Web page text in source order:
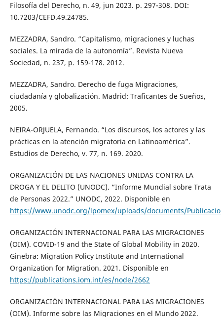
Filosofía del Derecho, n. 49, jun 2023. p. 297-308. DOI:
10.7203/CEFD.49.24785.
MEZZADRA, Sandro. “Capitalismo, migraciones y luchas
sociales. La mirada de la autonomía”. Revista Nueva
Sociedad, n. 237, p. 159-178. 2012.
MEZZADRA, Sandro. Derecho de fuga Migraciones,
ciudadanía y globalización. Madrid: Traficantes de Sueños,
2005.
NEIRA-ORJUELA, Fernando. “Los discursos, los actores y las
prácticas en la atención migratoria en Latinoamérica”.
Estudios de Derecho, v. 77, n. 169. 2020.
ORGANIZACIÓN DE LAS NACIONES UNIDAS CONTRA LA
DROGA Y EL DELITO (UNODC). “Informe Mundial sobre Trata
de Personas 2022.” UNODC, 2022. Disponible en
https://www.unodc.org/lpomex/uploads/documents/
ORGANIZACIÓN INTERNACIONAL PARA LAS MIGRACIONES
(OIM). COVID-19 and the State of Global Mobility in 2020.
Ginebra: Migration Policy Institute and International
Organization for Migration. 2021. Disponible en
https://publications.iom.int/es/node/2662
ORGANIZACIÓN INTERNACIONAL PARA LAS MIGRACIONES
(OIM). Informe sobre las Migraciones en el Mundo 2022.